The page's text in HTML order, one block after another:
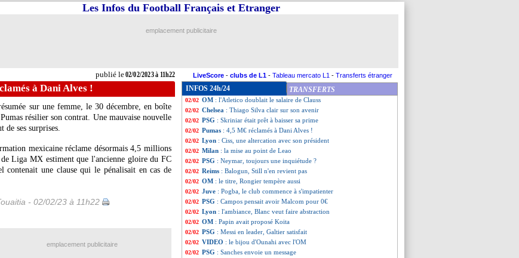
publié le02/02/2023 à 11h22
Les Infos du Football Français et Etranger
emplacement publicitaire
LiveScore - clubs de L1 - Tableau mercato L1 - Transferts étranger
à Dani Alves !
sur une femme, le 30 décembre, en boîte
résilier son contrat. Une mauvaise nouvelle
de ses surprises.
mexicaine réclame désormais 4,5 millions
Liga MX estiment que l'ancienne gloire du FC
contenait une clause qui le pénalisait en cas de
- 02/02/23 à 11h22
INFOS 24h/24 TRANSFERTS
02/02 Everton : la piste Isco étudiée ?
02/02 PSG
02/02 Real: Modric ne compte pas partir
02/02 EdF: Varane va dire stop !
02/02 OM : l'Atletico doublait le salaire de Clauss
02/02 Chelsea : Thiago Silva clair sur son avenir
02/02 PSG : Skriniar était prêt à baisser sa prime
02/02 Pumas : 4,5 M€ réclamés à Dani Alves !
02/02 Lyon : Ciss, une altercation avec son président
02/02 Milan : la mise au point de Leao
02/02 PSG : Neymar, toujours une inquiétude ?
02/02 Reims : Balogun, Still n'en revient pas
02/02 OM : le titre, Rongier tempère aussi
02/02 Juve : Pogba, le club commence à s'impatienter
02/02 PSG : Campos pensait avoir Malcom pour 0€
02/02 Lyon : l'ambiance, Blanc veut faire abstraction
02/02 OM : Papin avait proposé Koita
02/02 PSG : Messi en leader, Galtier satisfait
02/02 VIDEO : le bijou d'Ounahi avec l'OM
02/02 PSG : Sanches envoie un message
emplacement publicitaire